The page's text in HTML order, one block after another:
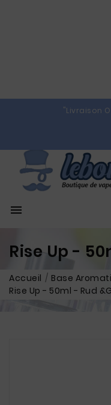
"Livraison

Rise Up -
Accueil Base
Rise Up - 50ml - Rud